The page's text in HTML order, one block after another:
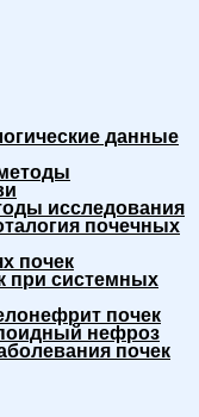
данные
исследования
почечных
почек
при системных
почек
нефроз
почек